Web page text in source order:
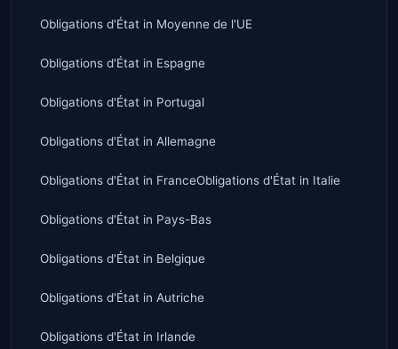
Obligations d'État in Moyenne de l'UE
Obligations d'État in Espagne
Obligations d'État in Portugal
Obligations d'État in Allemagne
Obligations d'État in FranceObligations d'État in Italie
Obligations d'État in Pays-Bas
Obligations d'État in Belgique
Obligations d'État in Autriche
Obligations d'État in Irlande